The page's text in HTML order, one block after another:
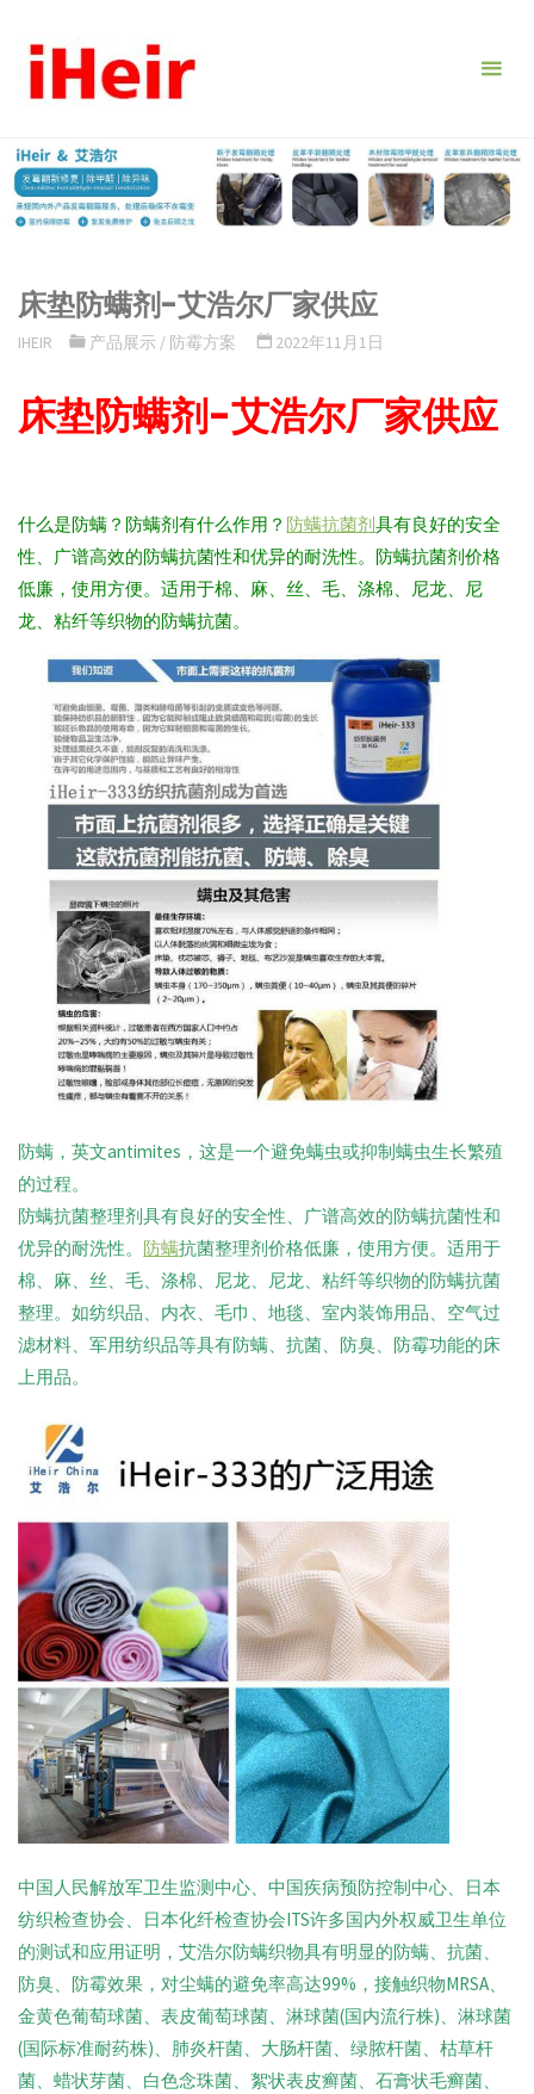
容。
床垫防螨剂-艾浩尔厂家供应
IHEIR 产品展示 / 防霉方案 2022年11月1日
床垫防螨剂-艾浩尔厂家供应
什么是防螨？防螨剂有什么作用？ 防螨抗菌剂具有良好的安全
性、广谱高效的防螨抗菌性和优异的耐洗性。防螨抗菌剂价格
低廉，使用方便。适用于棉、麻、丝、毛、涤棉、尼龙、尼
龙、粘纤等织物的防螨抗菌。
防螨，英文antimites，这是一个避免螨虫或抑制螨虫生长繁殖
的过程。
防螨抗菌整理剂具有良好的安全性、广谱高效的防螨抗菌性和
优异的耐洗性。 防螨抗菌整理剂价格低廉，使用方便。适用于
棉、麻、丝、毛、涤棉、尼龙、尼龙、粘纤等织物的防螨抗菌
整理。如纺织品、内衣、毛巾、地毯、室内装饰用品、空气过
滤材料、军用纺织品等具有防螨、抗菌、防臭、防霉功能的床
上用品。
中国人民解放军卫生监测中心、中国疾病预防控制中心、日本
纺织检查协会、日本化纤检查协会ITS许多国内外权威卫生单位
的测试和应用证明，艾浩尔防螨织物具有明显的防螨、抗菌、
防臭、防霉效果，对尘螨的避免率高达99%，接触织物MRSA、
金黄色葡萄球菌、表皮葡萄球菌、淋球菌(国内流行株)、淋球菌
(国际标准耐药株)、肺炎杆菌、大肠杆菌、绿脓杆菌、枯草杆
菌、蜡状芽菌、白色念珠菌、絮状表皮癣菌、石膏状毛癣菌、